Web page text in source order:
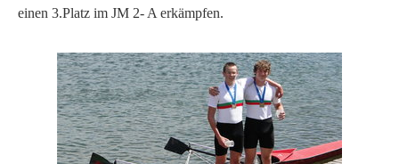
einen 3.Platz im JM 2- A erkämpfen.